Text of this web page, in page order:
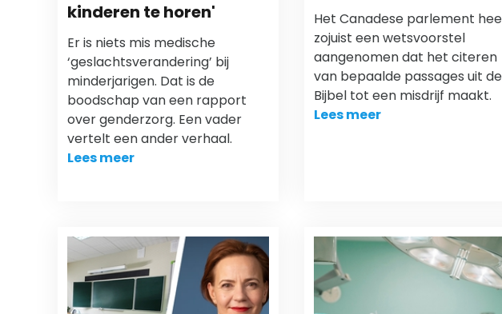
kinderen te horen'
Er is niets mis medische
‘geslachtsverandering’ bij
minderjarigen. Dat is de
boodschap van een rapport
over genderzorg. Een vader
vertelt een ander verhaal.
Lees meer
Het Canadese parlement
zojuist een wetsvoorstel
aangenomen dat het citeren
van bepaalde passages uit de
Bijbel tot een misdrijf maakt.
Lees meer